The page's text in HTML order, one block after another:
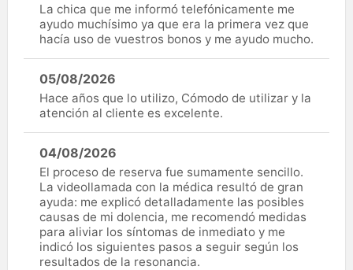
La chica que me informó telefónicamente me
ayudo muchísimo ya que era la primera vez que
hacía uso de vuestros bonos y me ayudo mucho.
05/08/2026
Hace años que lo utilizo, Cómodo de utilizar y la
atención al cliente es excelente.
04/08/2026
El proceso de reserva fue sumamente sencillo.
La videollamada con la médica resultó de gran
ayuda: me explicó detalladamente las posibles
causas de mi dolencia, me recomendó medidas
para aliviar los síntomas de inmediato y me
indicó los siguientes pasos a seguir según los
resultados de la resonancia.